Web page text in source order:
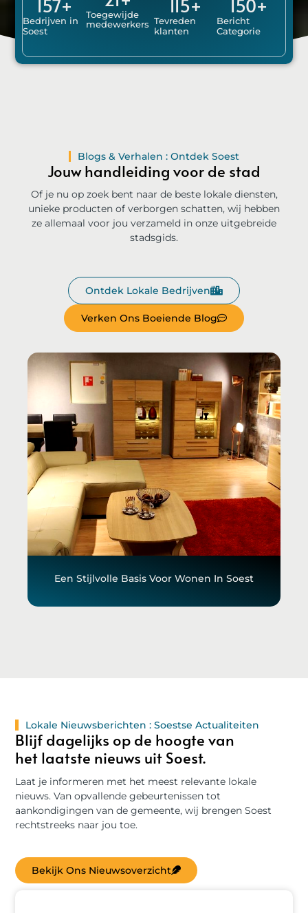
Bedrijven in
Soest
157+
Toegewijde
medewerkers Tevreden
klanten
115+
Bericht
Categorie
150+
Blogs & Verhalen : Ontdek Soest
Jouw handleiding voor de stad
Of je nu op zoek bent naar de beste lokale diensten,
unieke producten of verborgen schatten, wij hebben
ze allemaal voor jou verzameld in onze uitgebreide
stadsgids.
Verken Ons Boeiende Blog
Ontdek Lokale Bedrijven
Een Stijlvolle Basis Voor Wonen In Soest
Lokale Nieuwsberichten : Soestse Actualiteiten
Blijf dagelijks op de hoogte van
het laatste nieuws uit Soest.
Laat je informeren met het meest relevante lokale
nieuws. Van opvallende gebeurtenissen tot
aankondigingen van de gemeente, wij brengen Soest
rechtstreeks naar jou toe.
Bekijk Ons Nieuwsoverzicht